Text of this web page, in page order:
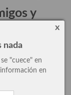
y
seguir
x
nada
"cuece" en
en